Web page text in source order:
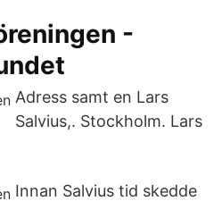
-
Adress samt en Lars
Salvius,. Stockholm. Lars
Innan Salvius tid skedde